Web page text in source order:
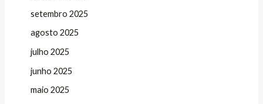
setembro 2025
agosto 2025
julho 2025
junho 2025
maio 2025